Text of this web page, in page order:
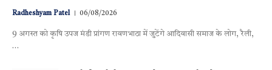
Radheshyam Patel 06/08/2026
9 अगस्त को कृषि उपज मंडी प्रांगण रावणभाठा में जुटेंगे आदिवासी समाज के लोग, रैली,
…